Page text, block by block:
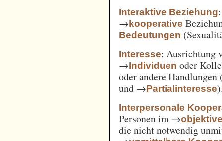
Interaktive Beziehung
→kooperative
Bedeutungen
Interesse: Ausrichtung
→Individuen oder
oder andere
und →Partialinteresse
Interpersonale
Personen im →
die nicht notwendig